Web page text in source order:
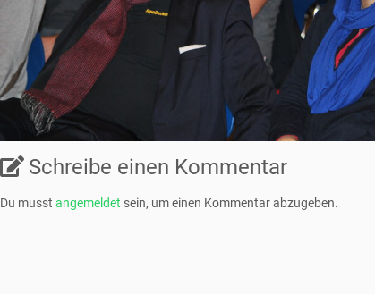
Schreibe einen Kommentar
Du musst angemeldet sein, um einen Kommentar abzugeben.